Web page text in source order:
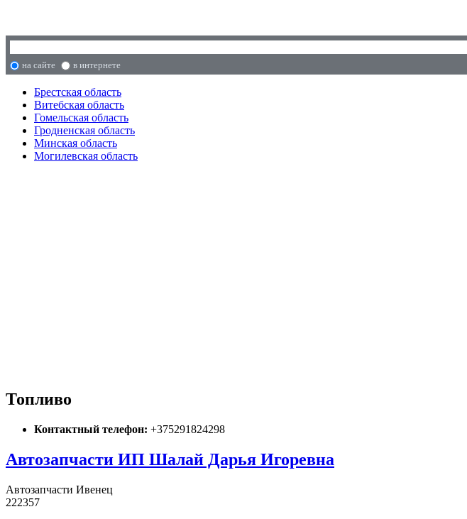
на сайте в интернете
Брестская область
Витебская область
Гомельская область
Гродненская область
Минская область
Могилевская область
Топливо
Контактный телефон: +375291824298
Автозапчасти ИП Шалай Дарья Игоревна
Автозапчасти Ивенец
222357